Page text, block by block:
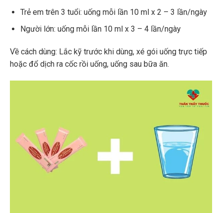
Trẻ em trên 3 tuổi: uống mỗi lần 10 ml x 2 – 3 lần/ngày
Người lớn: uống mỗi lần 10 ml x 3 – 4 lần/ngày
Về cách dùng: Lắc kỹ trước khi dùng, xé gói uống trực tiếp
hoặc đổ dịch ra cốc rồi uống, uống sau bữa ăn.